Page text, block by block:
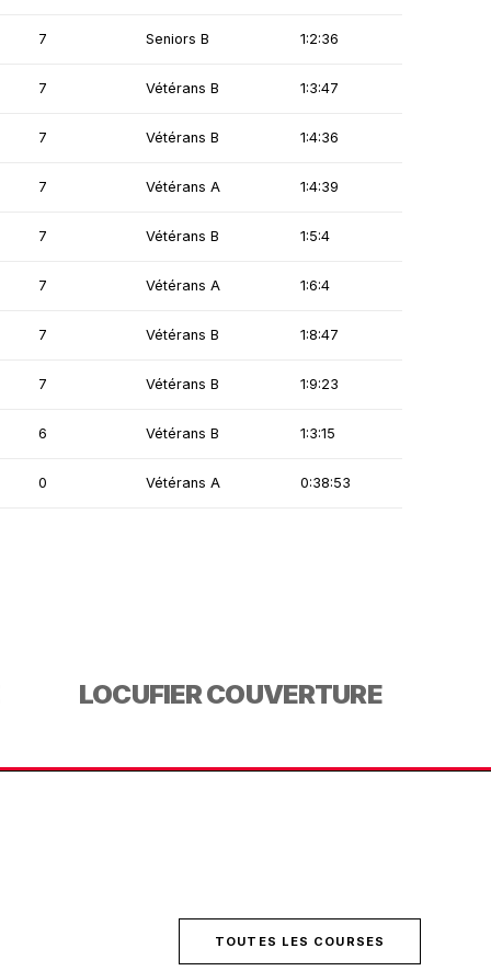
7 Seniors B 1:2:36
7 Vétérans B 1:3:47
7 Vétérans B 1:4:36
7 Vétérans A 1:4:39
7 Vétérans B 1:5:4
7 Vétérans A 1:6:4
7 Vétérans B 1:8:47
7 Vétérans B 1:9:23
6 Vétérans B 1:3:15
0 Vétérans A 0:38:53
LOCUFIER COUVERTURE
TOUTES LES COURSES